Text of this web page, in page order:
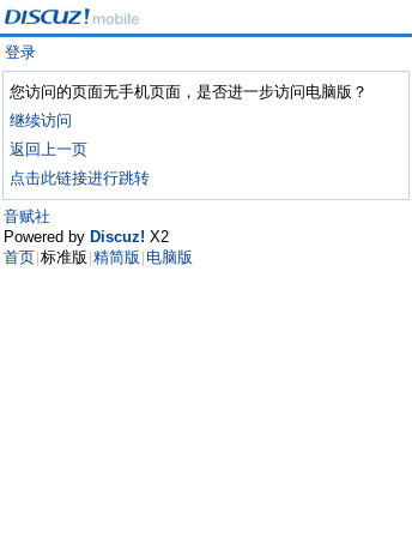
登录
您访问的页面无手机页面，是否进一步访问电脑版？
继续访问
返回上一页
点击此链接进行跳转
音赋社
Powered by Discuz! X2
首页 标准版 精简版 电脑版